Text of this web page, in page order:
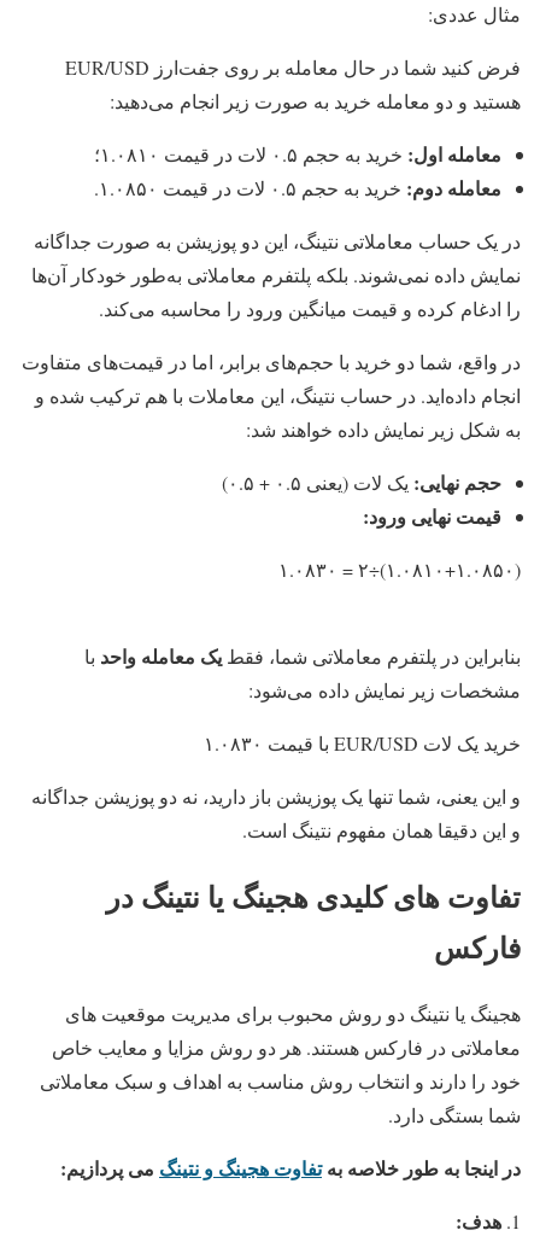
مثال عددی:
فرض کنید شما در حال معامله بر روی جفت‌ارز EUR/USD
هستید و دو معامله خرید به صورت زیر انجام می‌دهید:
معامله اول: خرید به حجم ۰.۵ لات در قیمت ۱.۰۸۱۰؛
معامله دوم: خرید به حجم ۰.۵ لات در قیمت ۱.۰۸۵۰.
در یک حساب معاملاتی نتینگ، این دو پوزیشن به صورت جداگانه
نمایش داده نمی‌شوند. بلکه پلتفرم معاملاتی به‌طور خودکار آن‌ها
را ادغام کرده و قیمت میانگین ورود را محاسبه می‌کند.
در واقع، شما دو خرید با حجم‌های برابر، اما در قیمت‌های متفاوت
انجام داده‌اید. در حساب نتینگ، این معاملات با هم ترکیب شده و
به شکل زیر نمایش داده خواهند شد:
حجم نهایی: یک لات (یعنی ۰.۵ + ۰.۵)
قیمت نهایی ورود:
(۱.۰۸۱۰+۱.۰۸۵۰)÷۲ = ۱.۰۸۳۰
بنابراین در پلتفرم معاملاتی شما، فقط یک معامله واحد با
مشخصات زیر نمایش داده می‌شود:
خرید یک لات EUR/USD با قیمت ۱.۰۸۳۰
و این یعنی، شما تنها یک پوزیشن باز دارید، نه دو پوزیشن جداگانه
و این دقیقا همان مفهوم نتینگ است.
تفاوت های کلیدی هجینگ یا نتینگ در
فارکس
هجینگ یا نتینگ دو روش محبوب برای مدیریت موقعیت های
معاملاتی در فارکس هستند. هر دو روش مزایا و معایب خاص
خود را دارند و انتخاب روش مناسب به اهداف و سبک معاملاتی
شما بستگی دارد.
در اینجا به طور خلاصه بهتفاوت هجینگ و نتینگ می پردازیم:
هدف: